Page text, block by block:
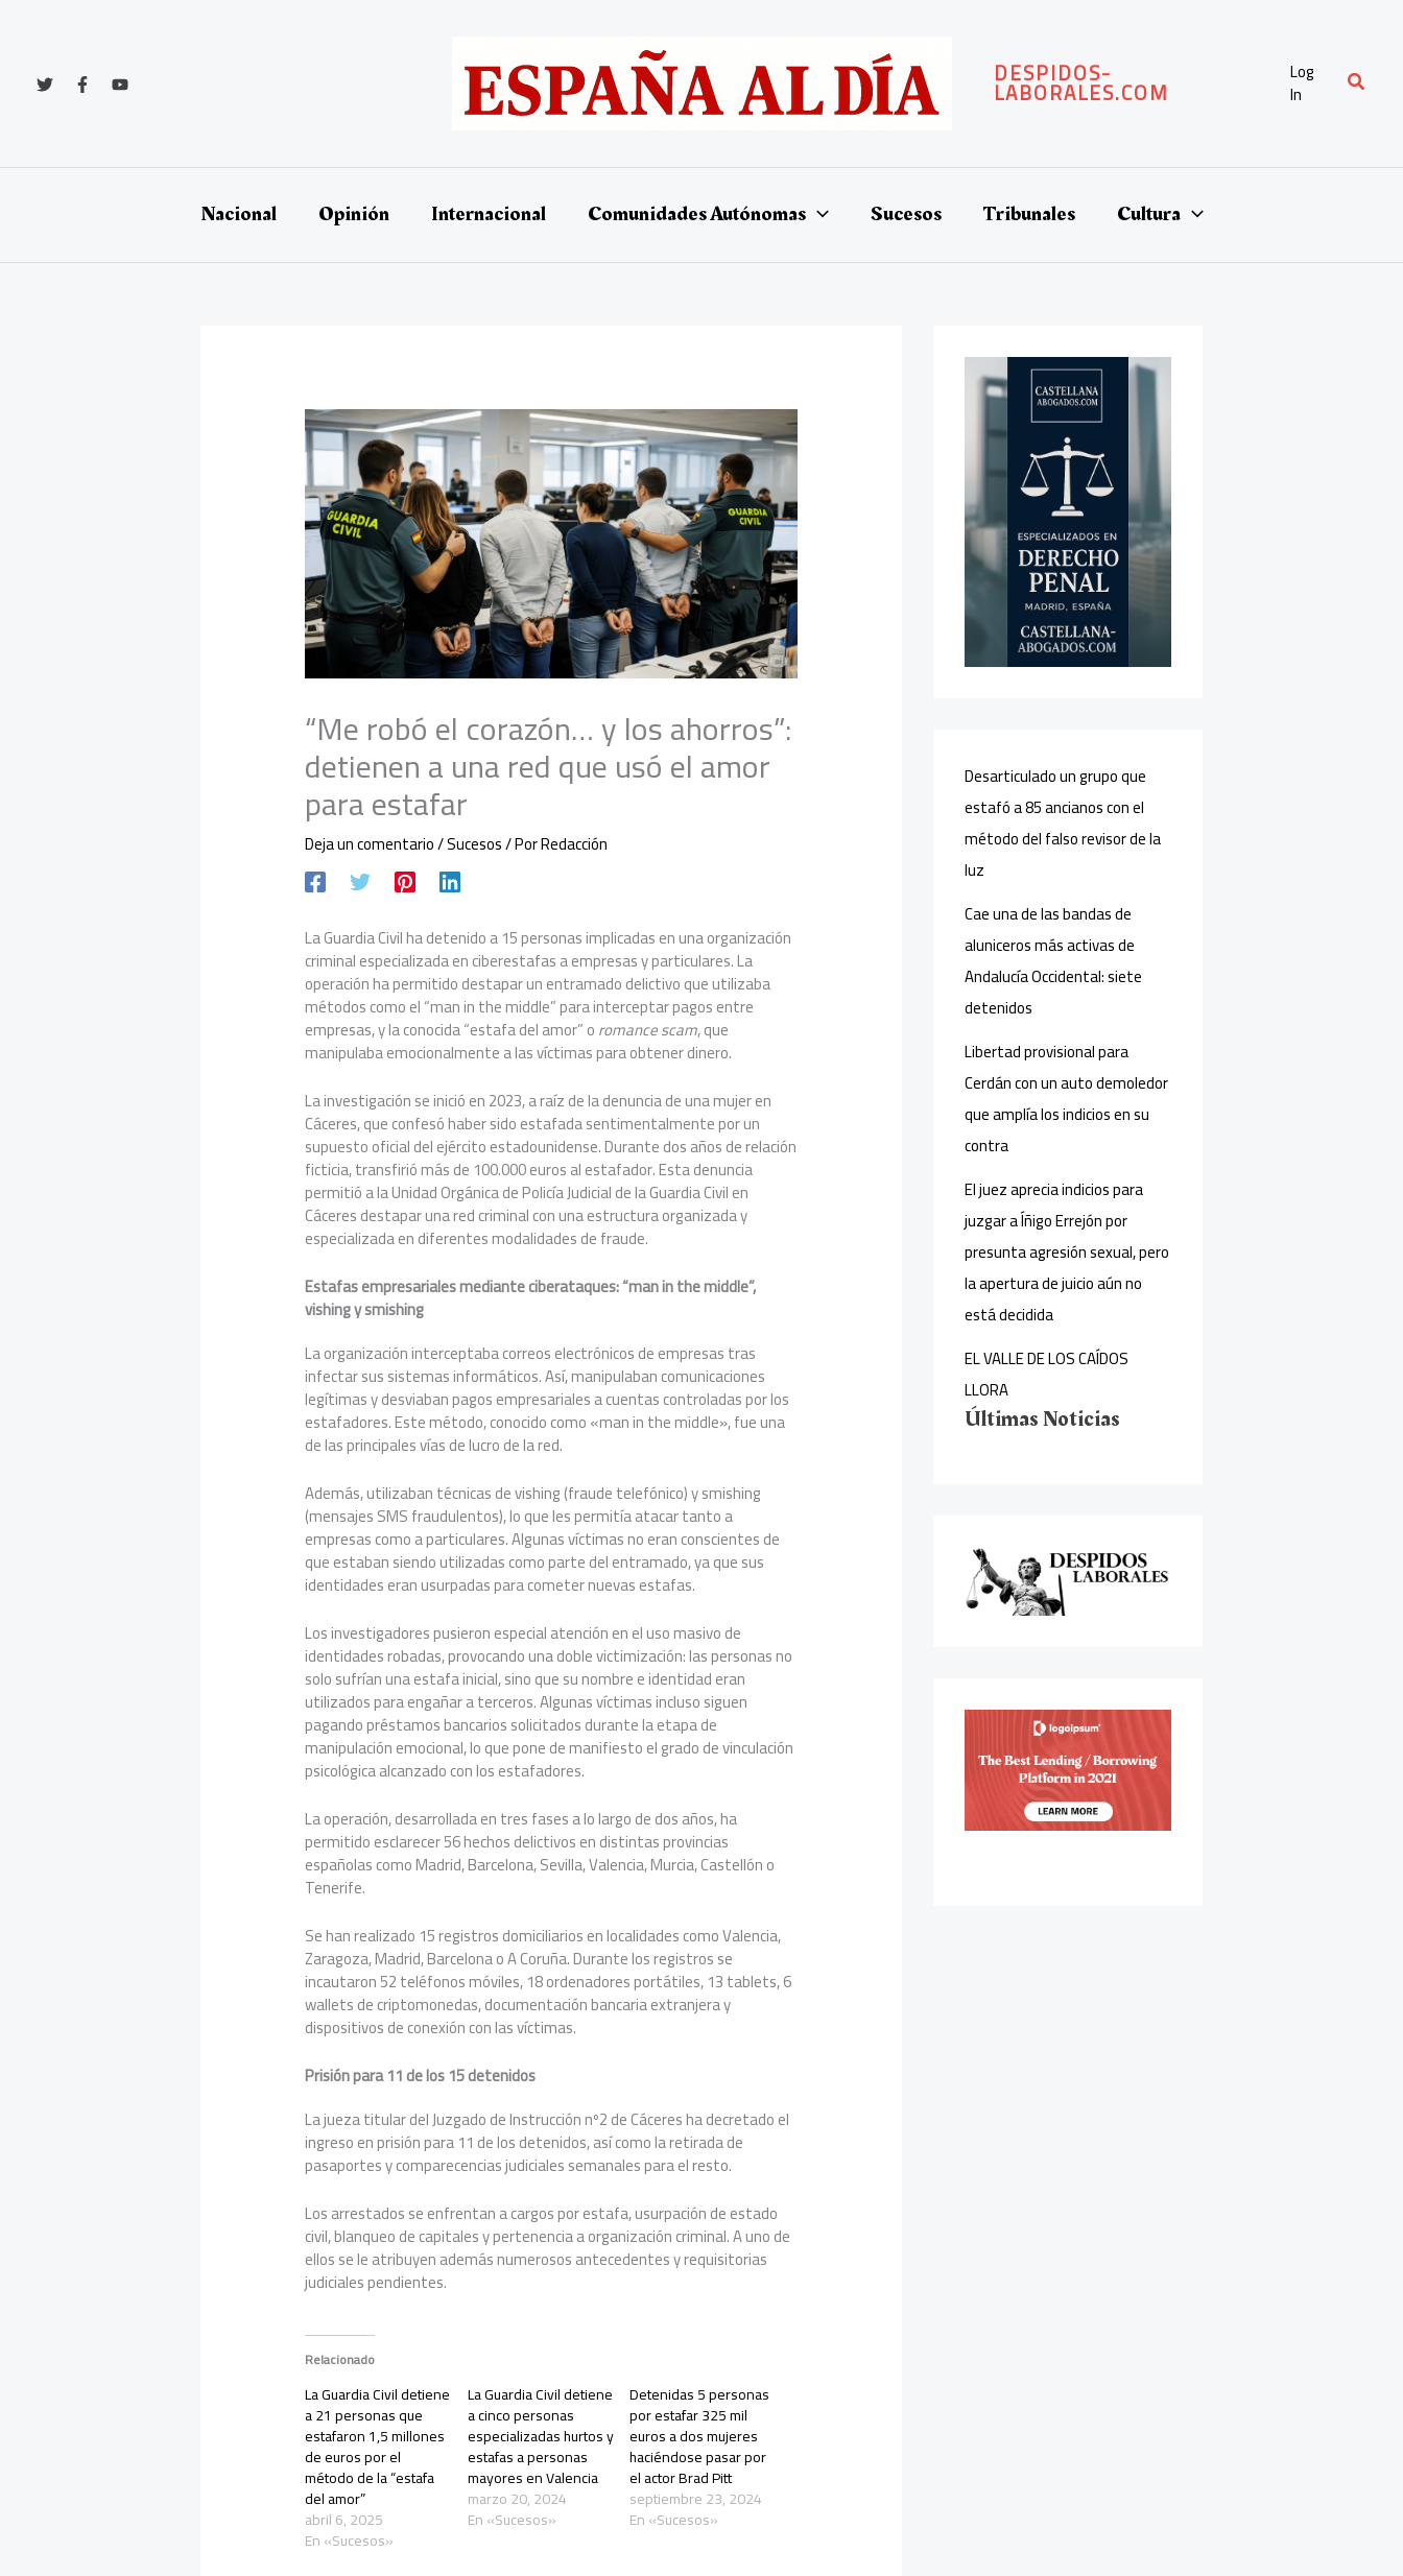
DESPIDOS-
LABORALES.COM
Log
In Buscar
Nacional Opinión Internacional Comunidades Autónomas Sucesos Tribunales Cultura
“Me robó el corazón… y los ahorros”:
detienen a una red que usó el amor
para estafar
Deja un comentario/Sucesos/ PorRedacción
La Guardia Civil ha detenido a 15 personas implicadas en una organización
criminal especializada en ciberestafas a empresas y particulares. La
operación ha permitido destapar un entramado delictivo que utilizaba
métodos como el “man in the middle” para interceptar pagos entre
empresas, y la conocida “estafa del amor” oromance scam, que
manipulaba emocionalmente a las víctimas para obtener dinero.
La investigación se inició en 2023, a raíz de la denuncia de una mujer en
Cáceres, que confesó haber sido estafada sentimentalmente por un
supuesto oficial del ejército estadounidense. Durante dos años de relación
ficticia, transfirió más de 100.000 euros al estafador. Esta denuncia
permitió a la Unidad Orgánica de Policía Judicial de la Guardia Civil en
Cáceres destapar una red criminal con una estructura organizada y
especializada en diferentes modalidades de fraude.
Estafas empresariales mediante ciberataques: “man in the middle”,
vishing y smishing
La organización interceptaba correos electrónicos de empresas tras
infectar sus sistemas informáticos. Así, manipulaban comunicaciones
legítimas y desviaban pagos empresariales a cuentas controladas por los
estafadores. Este método, conocido como «man in the middle», fue una
de las principales vías de lucro de la red.
Además, utilizaban técnicas de vishing (fraude telefónico) y smishing
(mensajes SMS fraudulentos), lo que les permitía atacar tanto a
empresas como a particulares. Algunas víctimas no eran conscientes de
que estaban siendo utilizadas como parte del entramado, ya que sus
identidades eran usurpadas para cometer nuevas estafas.
Los investigadores pusieron especial atención en el uso masivo de
identidades robadas, provocando una doble victimización: las personas no
solo sufrían una estafa inicial, sino que su nombre e identidad eran
utilizados para engañar a terceros. Algunas víctimas incluso siguen
pagando préstamos bancarios solicitados durante la etapa de
manipulación emocional, lo que pone de manifiesto el grado de vinculación
psicológica alcanzado con los estafadores.
La operación, desarrollada en tres fases a lo largo de dos años, ha
permitido esclarecer 56 hechos delictivos en distintas provincias
españolas como Madrid, Barcelona, Sevilla, Valencia, Murcia, Castellón o
Tenerife.
Se han realizado 15 registros domiciliarios en localidades como Valencia,
Zaragoza, Madrid, Barcelona o A Coruña. Durante los registros se
incautaron 52 teléfonos móviles, 18 ordenadores portátiles, 13 tablets, 6
wallets de criptomonedas, documentación bancaria extranjera y
dispositivos de conexión con las víctimas.
Prisión para 11 de los 15 detenidos
La jueza titular del Juzgado de Instrucción nº2 de Cáceres ha decretado el
ingreso en prisión para 11 de los detenidos, así como la retirada de
pasaportes y comparecencias judiciales semanales para el resto.
Los arrestados se enfrentan a cargos por estafa, usurpación de estado
civil, blanqueo de capitales y pertenencia a organización criminal. A uno de
ellos se le atribuyen además numerosos antecedentes y requisitorias
judiciales pendientes.
Relacionado
La Guardia Civil detiene
a 21 personas que
estafaron 1,5 millones
de euros por el
método de la “estafa
del amor”
abril 6, 2025
En «Sucesos»
La Guardia Civil detiene
a cinco personas
especializadas hurtos y
estafas a personas
mayores en Valencia
marzo 20, 2024
En «Sucesos»
Detenidas 5 personas
por estafar 325 mil
euros a dos mujeres
haciéndose pasar por
el actor Brad Pitt
septiembre 23, 2024
En «Sucesos»
Desarticulado un grupo que
estafó a 85 ancianos con el
método del falso revisor de la
luz
Cae una de las bandas de
aluniceros más activas de
Andalucía Occidental: siete
detenidos
Libertad provisional para
Cerdán con un auto demoledor
que amplía los indicios en su
contra
El juez aprecia indicios para
juzgar a Íñigo Errejón por
presunta agresión sexual, pero
la apertura de juicio aún no
está decidida
EL VALLE DE LOS CAÍDOS
LLORA
Últimas Noticias